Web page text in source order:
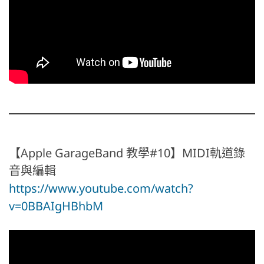
【Apple GarageBand 教學#10】MIDI軌道錄
音與編輯
https://www.youtube.com/watch?
v=0BBAIgHBhbM